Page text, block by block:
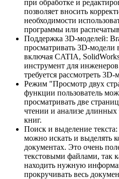
при обработке и
позволяет вносить
необходимости
программы или
Поддержка 3D-моделей:
просматривать 3D-модели
включая CATIA,
инструмент для
требуется рассмотреть 3D-
Режим "Просмотр двух
функции пользователь
просматривать две
чтении и анализе
книг.
Поиск и выделение
можно искать и выделять
документах. Это очень
текстовыми файлами, так
находить нужную
прокручивать весь